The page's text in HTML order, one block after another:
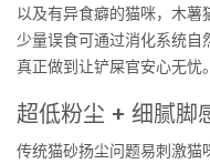
以及有异食癖的猫咪，木薯
少量误食可通过消化系统自
真正做到让铲屎官安心无忧。
超低粉尘 + 细腻脚
传统猫砂扬尘问题易刺激猫